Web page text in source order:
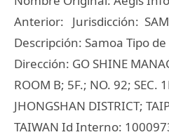
Anterior: Jurisdicción: SAM
Descripción: Samoa Tipo
Dirección: GO SHINE
ROOM B; 5F.; NO. 92; SEC.
JHONGSHAN DISTRICT;
TAIWAN Id Interno: